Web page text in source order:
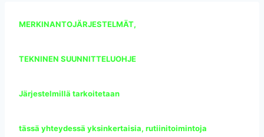
MERKINANTOJÄRJESTELMÄT,
TEKNINEN SUUNNITTELUOHJE
Järjestelmillä tarkoitetaan
tässä yhteydessä yksinkertaisia, rutiinitoimintoja